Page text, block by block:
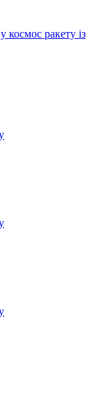
космос ракету із